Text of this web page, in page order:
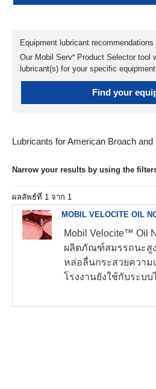
Equipment lubricant recommendations
Our Mobil Serv℠ Product Selector tool
lubricant(s) for your specific equipment.
Find your
Lubricants for American Broach
Narrow your results by using the
ผลลัพธ์ที่ 1 จาก 1
MOBIL VELOCITE OIL
Mobil Velocite™ Oil
ผลิตภัณฑ์สมรรถนะสู
หล่อลื่นกระสวยความ
โรงงานยังใช้กับระบ